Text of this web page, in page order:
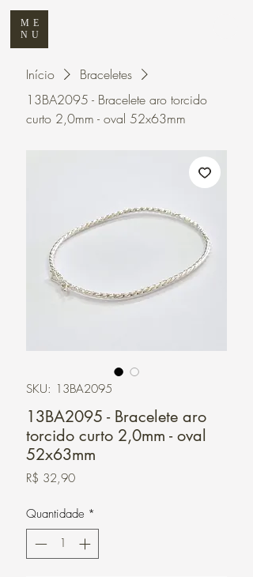
ME
NU
Início
Braceletes
13BA2095 - Bracelete aro torcido
curto 2,0mm - oval 52x63mm
SKU: 13BA2095
13BA2095 - Bracelete aro
torcido curto 2,0mm - oval
52x63mm
R$ 32,90Preço
Quantidade *